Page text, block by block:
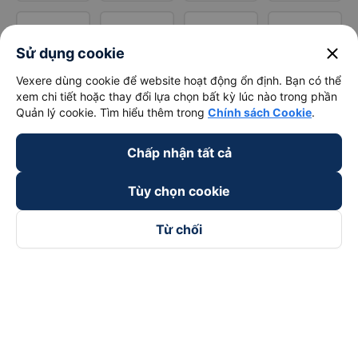
Sử dụng cookie close
Vexere dùng cookie để website hoạt động ổn định. Bạn có thể
xem chi tiết hoặc thay đổi lựa chọn bất kỳ lúc nào trong phần
Quản lý cookie. Tìm hiểu thêm trong Chính sách Cookie.
Chấp nhận tất cả
Tùy chọn cookie
Từ chối